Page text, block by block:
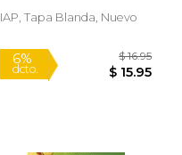
IAP, Tapa Blanda, Nuevo